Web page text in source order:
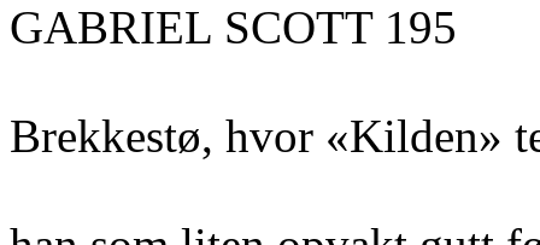
GABRIEL SCOTT 195
Brekkestø, hvor «Kilden»